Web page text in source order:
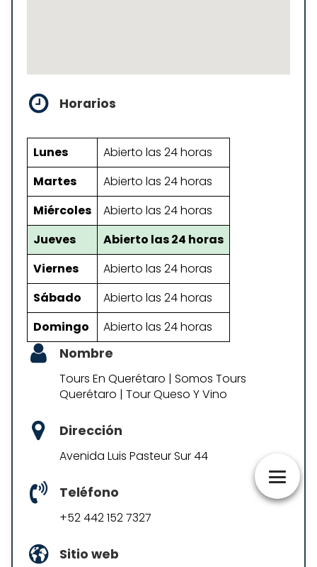
Horarios
Lunes
Abierto las 24 horas
Martes
Abierto las 24 horas
Miércoles
Abierto las 24 horas
Jueves
Abierto las 24 horas
Viernes
Abierto las 24 horas
Sábado
Abierto las 24 horas
Domingo
Abierto las 24 horas
Nombre
Tours En Querétaro | Somos Tours
Querétaro | Tour Queso Y Vino
Dirección
Avenida Luis Pasteur Sur 44
Teléfono
+52 442 152 7327
Sitio web